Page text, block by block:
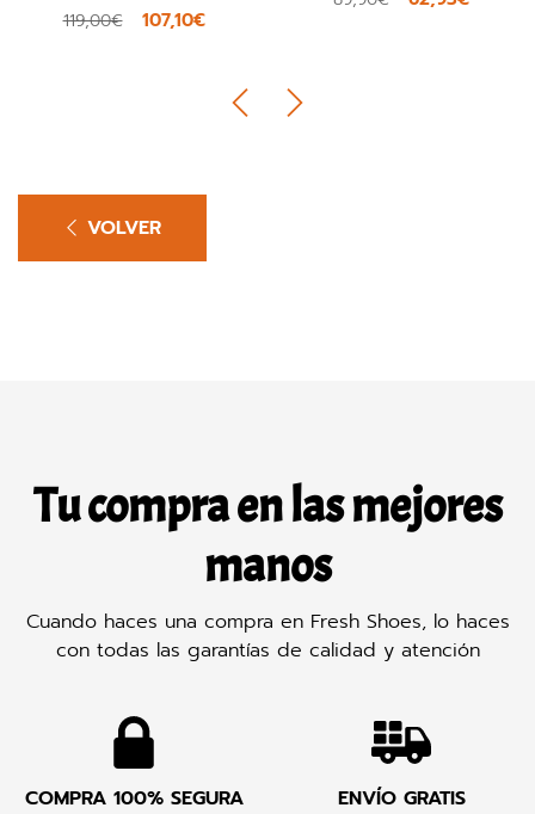
119,00€ 107,10€
VOLVER
Tu compra en las mejores
manos
Cuando haces una compra en Fresh Shoes, lo haces
con todas las garantías de calidad y atención
COMPRA 100% SEGURA ENVÍO GRATIS